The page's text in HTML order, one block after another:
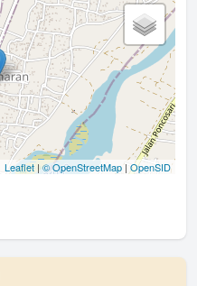
Leaflet|© OpenStreetMap| OpenSID